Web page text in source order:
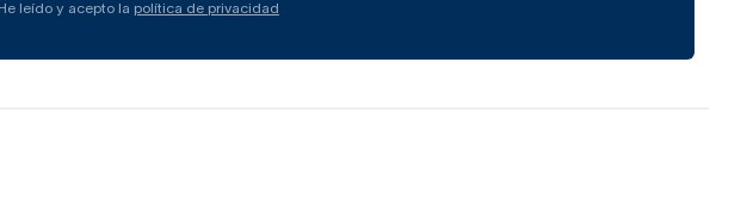
He leído y acepto la política de privacidad